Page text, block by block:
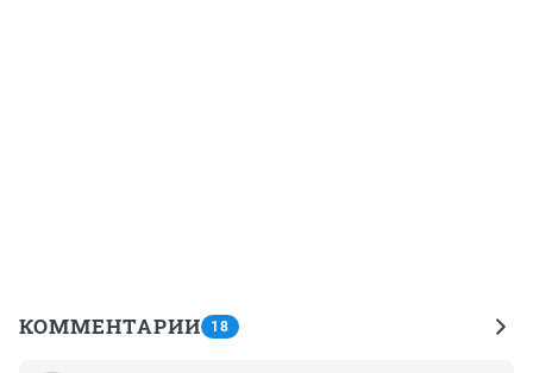
КОММЕНТАРИИ 18